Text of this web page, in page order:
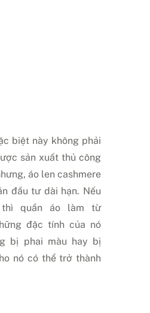
biệt này không phải
sản xuất thủ công
áo len cashmere
đầu tư dài hạn. Nếu
quần áo làm từ
đặc tính của nó
bị phai màu hay bị
nó có thể trở thành